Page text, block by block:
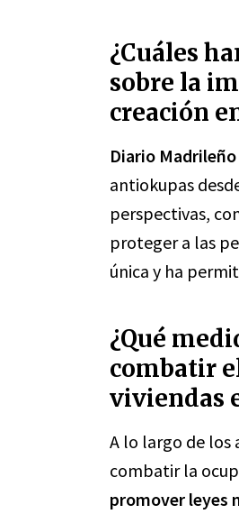
¿Cuáles
sobre la
creación
Diario Madrileño
antiokupas
perspectivas,
proteger a las
única y ha
¿Qué
combatir
viviendas
A lo largo de los
combatir la
promover leyes